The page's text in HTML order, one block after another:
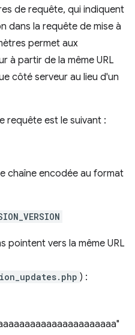
de requête, qui indiquent
dans la requête de mise à
permet aux
à partir de la même URL
côté serveur au lieu d'un
requête est le suivant :
chaîne encodée au format
pointent vers la même URL
) :